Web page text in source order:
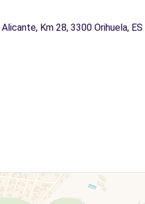
Km 28, 3300 Orihuela, ES